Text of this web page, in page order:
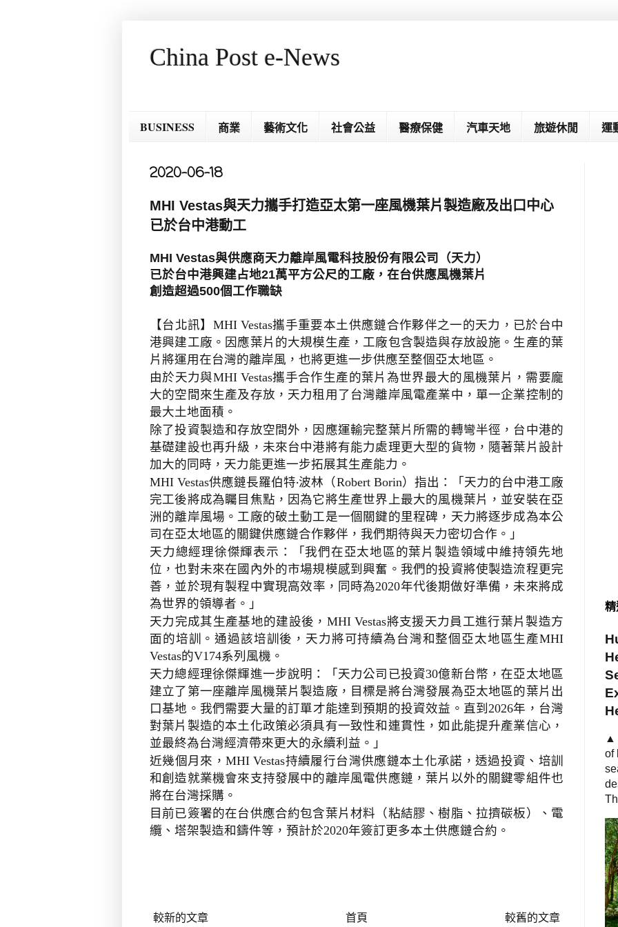
China Post e-News
BUSINESS 商業 藝術文化 社會公益 醫療保健 汽車天地 旅遊休閒 運
2020-06-18
MHI Vestas與天力攜手打造亞太第一座風機葉片製造廠及出口中心
已於台中港動工
MHI Vestas與供應商天力離岸風電科技股份有限公司（天力）
已於台中港興建占地21萬平方公尺的工廠，在台供應風機葉片
創造超過500個工作職缺
【台北訊】 MHI Vestas攜手重要本土供應鏈合作夥伴之一的天力，已於台中
港興建工廠。因應葉片的大規模生產，工廠包含製造與存放設施。生產的葉
片將運用在台灣的離岸風，也將更進一步供應至整個亞太地區。
由於天力與MHI Vestas攜手合作生產的葉片為世界最大的風機葉片，需要龐
大的空間來生產及存放，天力租用了台灣離岸風電產業中，單一企業控制的
最大土地面積。
除了投資製造和存放空間外，因應運輸完整葉片所需的轉彎半徑，台中港的
基礎建設也再升級，未來台中港將有能力處理更大型的貨物，隨著葉片設計
加大的同時，天力能更進一步拓展其生產能力。
MHI Vestas供應鏈長羅伯特‧波林（Robert Borin）指出：「天力的台中港工廠
完工後將成為矚目焦點，因為它將生產世界上最大的風機葉片，並安裝在亞
洲的離岸風場。工廠的破土動工是一個關鍵的里程碑，天力將逐步成為本公
司在亞太地區的關鍵供應鏈合作夥伴，我們期待與天力密切合作。」
天力總經理徐傑輝表示：「我們在亞太地區的葉片製造領域中維持領先地
位，也對未來在國內外的市場規模感到興奮。我們的投資將使製造流程更完
善，並於現有製程中實現高效率，同時為2020年代後期做好準備，未來將成
為世界的領導者。」
天力完成其生產基地的建設後， MHI Vestas將支援天力員工進行葉片製造方
面的培訓。通過該培訓後，天力將可持續為台灣和整個亞太地區生產MHI
Vestas的V174系列風機。
天力總經理徐傑輝進一步說明：「天力公司已投資30億新台幣，在亞太地區
建立了第一座離岸風機葉片製造廠，目標是將台灣發展為亞太地區的葉片出
口基地。我們需要大量的訂單才能達到預期的投資效益。直到2026年，台灣
對葉片製造的本土化政策必須具有一致性和連貫性，如此能提升產業信心，
並最終為台灣經濟帶來更大的永續利益。」
近幾個月來，MHI Vestas持續履行台灣供應鏈本土化承諾，透過投資、培訓
和創造就業機會來支持發展中的離岸風電供應鏈，葉片以外的關鍵零組件也
將在台灣採購。
目前已簽署的在台供應合約包含葉片材料（粘結膠、樹脂、拉擠碳板）、電
纜、塔架製造和鑄件等，預計於2020年簽訂更多本土供應鏈合約。
較新的文章 較舊的文章
首頁
精
▲
of